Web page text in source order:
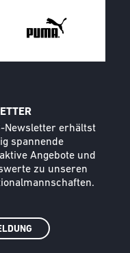
Newsletter erhältst
spannende
Angebote und
zu unseren